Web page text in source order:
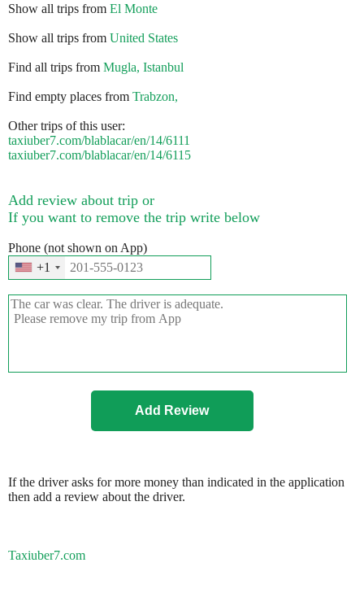
Show all trips from El Monte
Show all trips from United States
Find all trips from Mugla, Istanbul
Find empty places from Trabzon,
Other trips of this user:
taxiuber7.com/blablacar/en/14/6111
taxiuber7.com/blablacar/en/14/6115
Add review about trip or
If you want to remove the trip write below
Phone (not shown on App)
+1
If the driver asks for more money than indicated in the application
then add a review about the driver.
Taxiuber7.com